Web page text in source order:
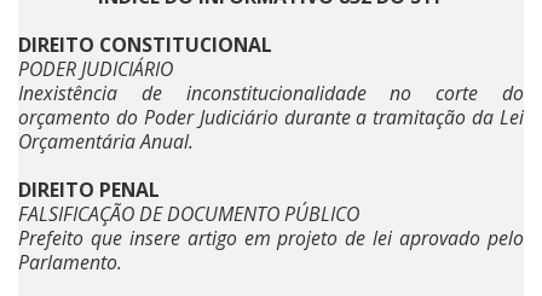
DIREITO CONSTITUCIONAL
PODER JUDICIÁRIO
Inexistência de inconstitucionalidade no corte do
orçamento do Poder Judiciário durante a tramitação da Lei
Orçamentária Anual.
DIREITO PENAL
FALSIFICAÇÃO DE DOCUMENTO PÚBLICO
Prefeito que insere artigo em projeto de lei aprovado pelo
Parlamento.